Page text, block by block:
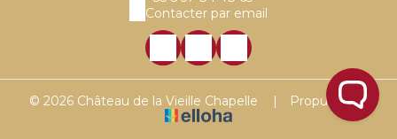
Contacter par email
© 2026 Château de la Vieille Chapelle | Propulsé par